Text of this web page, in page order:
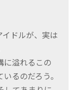
ドルが、実は
に溢れるこの
るのだろう。